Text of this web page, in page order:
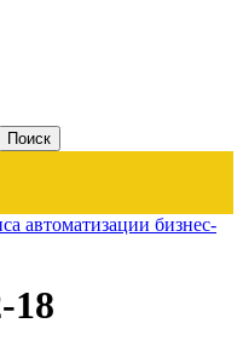
автоматизации бизнес-
18